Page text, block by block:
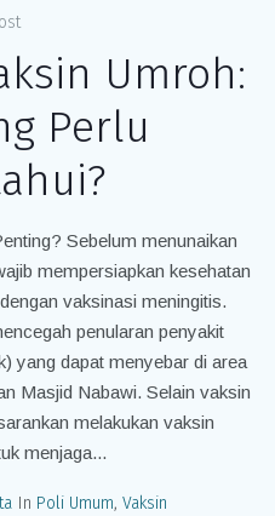
Umroh:
Perlu
Sebelum menunaikan
mempersiapkan kesehatan
vaksinasi meningitis.
penularan penyakit
yang dapat menyebar di area
Masjid Nabawi. Selain vaksin
melakukan vaksin
menjaga...
In Poli Umum, Vaksin